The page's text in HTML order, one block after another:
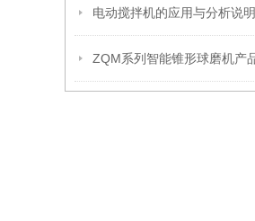
电动搅拌机的应用与分析说明